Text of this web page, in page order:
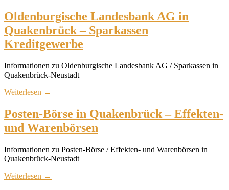
Oldenburgische Landesbank AG in
Quakenbrück – Sparkassen
Kreditgewerbe
Informationen zu Oldenburgische Landesbank AG / Sparkassen in
Quakenbrück-Neustadt
Weiterlesen →
Posten-Börse in Quakenbrück – Effekten-
und Warenbörsen
Informationen zu Posten-Börse / Effekten- und Warenbörsen in
Quakenbrück-Neustadt
Weiterlesen →